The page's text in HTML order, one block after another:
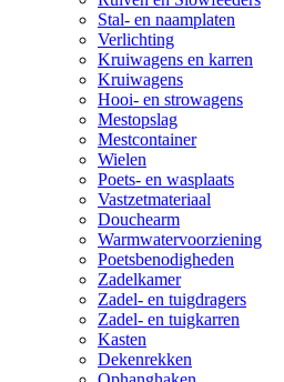
Stal- en naamplaten
Verlichting
Kruiwagens en karren
Kruiwagens
Hooi- en strowagens
Mestopslag
Mestcontainer
Wielen
Poets- en wasplaats
Vastzetmateriaal
Douchearm
Warmwatervoorziening
Poetsbenodigheden
Zadelkamer
Zadel- en tuigdragers
Zadel- en tuigkarren
Kasten
Dekenrekken